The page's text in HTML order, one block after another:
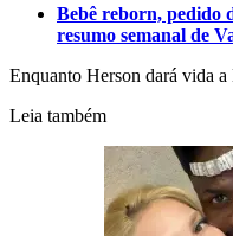
Bebê reborn, pedido
resumo semanal de
Enquanto Herson dará vida
Leia também